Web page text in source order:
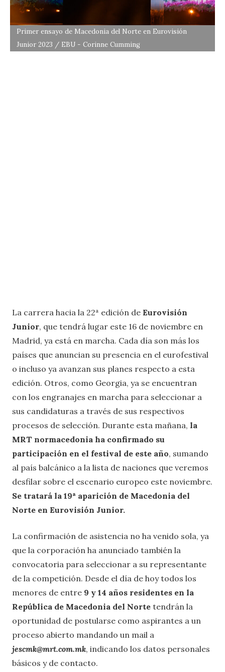
Primer ensayo de Macedonia del Norte en Eurovisión
Junior 2023 / EBU - Corinne Cumming
La carrera hacia la 22ª edición de Eurovisión
Junior, que tendrá lugar este 16 de noviembre en
Madrid, ya está en marcha. Cada día son más los
países que anuncian su presencia en el eurofestival
o incluso ya avanzan sus planes respecto a esta
edición. Otros, como Georgia, ya se encuentran
con los engranajes en marcha para seleccionar a
sus candidaturas a través de sus respectivos
procesos de selección. Durante esta mañana, la
MRT normacedonia ha confirmado su
participación en el festival de este año, sumando
al país balcánico a la lista de naciones que veremos
desfilar sobre el escenario europeo este noviembre.
Se tratará la 19ª aparición de Macedonia del
Norte en Eurovisión Junior.
La confirmación de asistencia no ha venido sola, ya
que la corporación ha anunciado también la
convocatoria para seleccionar a su representante
de la competición. Desde el día de hoy todos los
menores de entre 9 y 14 años residentes en la
República de Macedonia del Norte tendrán la
oportunidad de postularse como aspirantes a un
proceso abierto mandando un mail a
jescmk@mrt.com.mk, indicando los datos personales
básicos y de contacto.